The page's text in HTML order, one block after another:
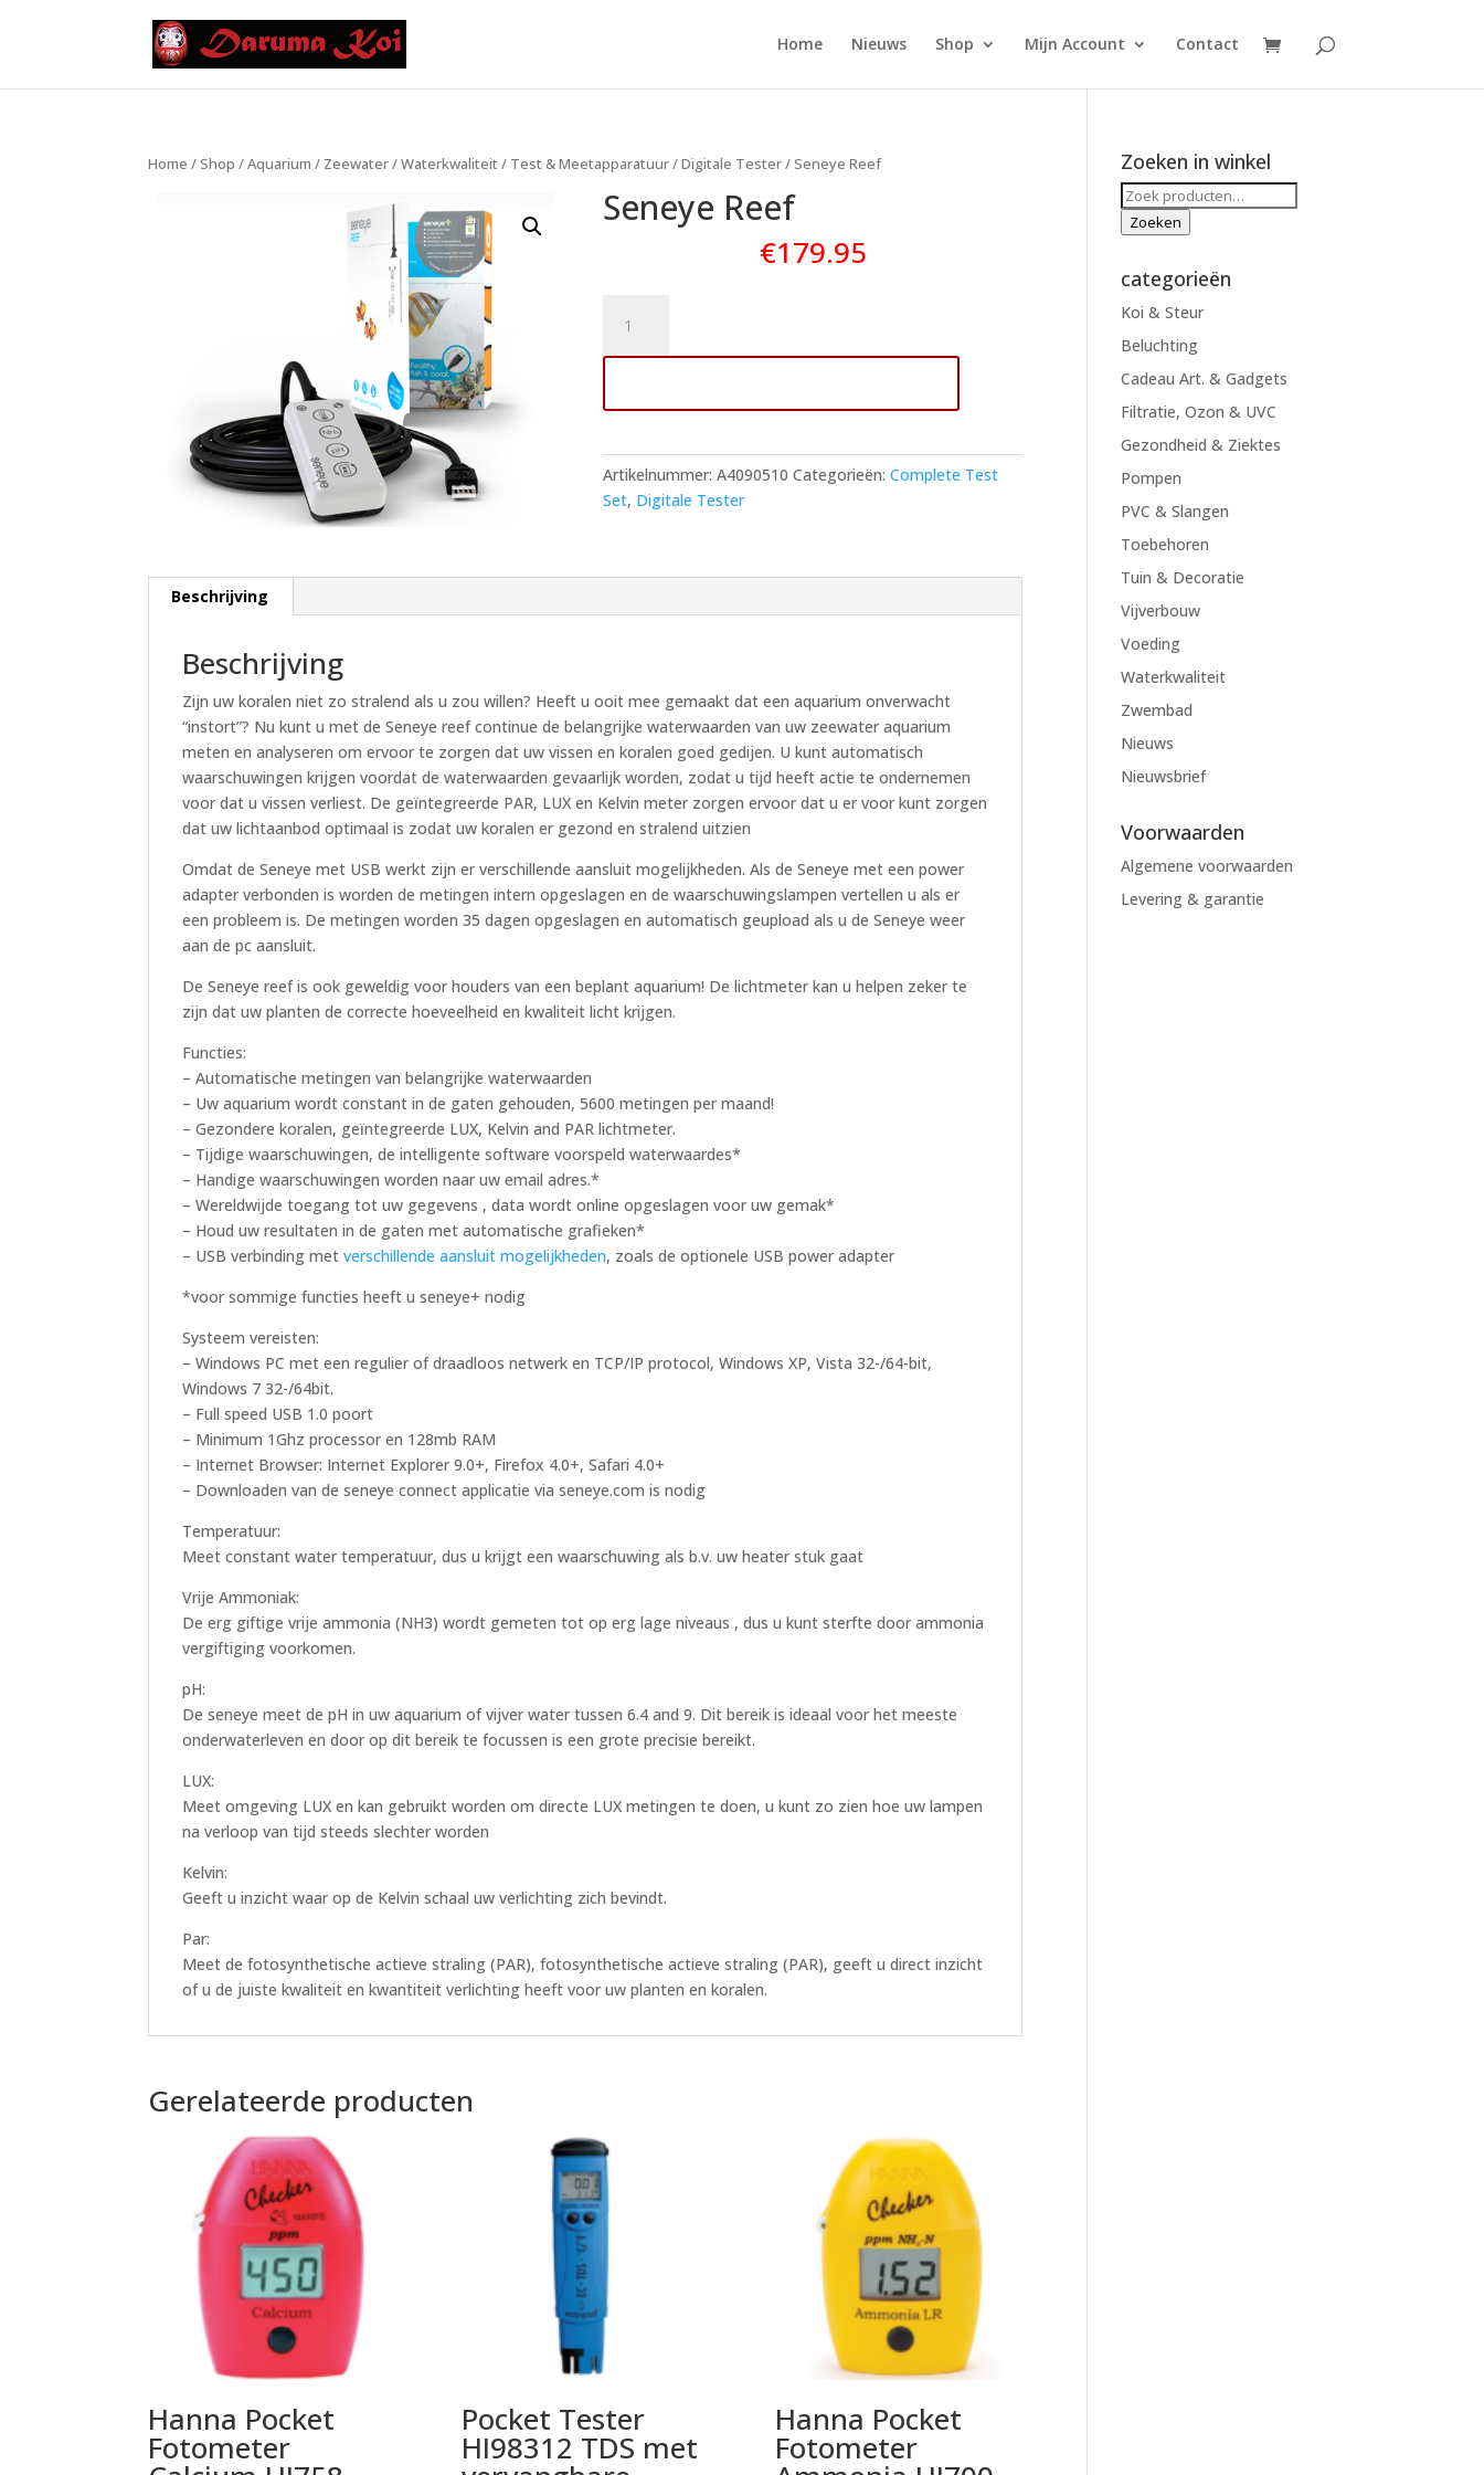
Home Nieuws Shop Mijn Account Contact
Home /Shop /Aquarium / Zeewater/Waterkwaliteit/ Test & Meetapparatuur/Digitale Tester/ Seneye Reef
Seneye Reef
€179.95
Reef
aantal
Artikelnummer:A4090510 Categorieën:Complete Test
Set, Digitale Tester
Beschrijving
Beschrijving
Zijn uw koralen niet zo stralend als u zou willen? Heeft u ooit mee gemaakt dat een aquarium onverwacht
“instort”? Nu kunt u met de Seneye reef continue de belangrijke waterwaarden van uw zeewater aquarium
meten en analyseren om ervoor te zorgen dat uw vissen en koralen goed gedijen. U kunt automatisch
waarschuwingen krijgen voordat de waterwaarden gevaarlijk worden, zodat u tijd heeft actie te ondernemen
voor dat u vissen verliest. De geïntegreerde PAR, LUX en Kelvin meter zorgen ervoor dat u er voor kunt zorgen
dat uw lichtaanbod optimaal is zodat uw koralen er gezond en stralend uitzien
Omdat de Seneye met USB werkt zijn er verschillende aansluit mogelijkheden. Als de Seneye met een power
adapter verbonden is worden de metingen intern opgeslagen en de waarschuwingslampen vertellen u als er
een probleem is. De metingen worden 35 dagen opgeslagen en automatisch geupload als u de Seneye weer
aan de pc aansluit.
De Seneye reef is ook geweldig voor houders van een beplant aquarium! De lichtmeter kan u helpen zeker te
zijn dat uw planten de correcte hoeveelheid en kwaliteit licht krijgen.
Functies:
– Automatische metingen van belangrijke waterwaarden
– Uw aquarium wordt constant in de gaten gehouden, 5600 metingen per maand!
– Gezondere koralen, geïntegreerde LUX, Kelvin and PAR lichtmeter.
– Tijdige waarschuwingen, de intelligente software voorspeld waterwaardes*
– Handige waarschuwingen worden naar uw email adres.*
– Wereldwijde toegang tot uw gegevens , data wordt online opgeslagen voor uw gemak*
– Houd uw resultaten in de gaten met automatische grafieken*
– USB verbinding metverschillende aansluit mogelijkheden, zoals de optionele USB power adapter
*voor sommige functies heeft u seneye+ nodig
Systeem vereisten:
– Windows PC met een regulier of draadloos netwerk en TCP/IP protocol, Windows XP, Vista 32-/64-bit,
Windows 7 32-/64bit.
– Full speed USB 1.0 poort
– Minimum 1Ghz processor en 128mb RAM
– Internet Browser: Internet Explorer 9.0+, Firefox 4.0+, Safari 4.0+
– Downloaden van de seneye connect applicatie via seneye.com is nodig
Temperatuur:
Meet constant water temperatuur, dus u krijgt een waarschuwing als b.v. uw heater stuk gaat
Vrije Ammoniak:
De erg giftige vrije ammonia (NH3) wordt gemeten tot op erg lage niveaus , dus u kunt sterfte door ammonia
vergiftiging voorkomen.
pH:
De seneye meet de pH in uw aquarium of vijver water tussen 6.4 and 9. Dit bereik is ideaal voor het meeste
onderwaterleven en door op dit bereik te focussen is een grote precisie bereikt.
LUX:
Meet omgeving LUX en kan gebruikt worden om directe LUX metingen te doen, u kunt zo zien hoe uw lampen
na verloop van tijd steeds slechter worden
Kelvin:
Geeft u inzicht waar op de Kelvin schaal uw verlichting zich bevindt.
Par:
Meet de fotosynthetische actieve straling (PAR), fotosynthetische actieve straling (PAR), geeft u direct inzicht
of u de juiste kwaliteit en kwantiteit verlichting heeft voor uw planten en koralen.
Gerelateerde producten
Hanna Pocket
Fotometer
Pocket Tester
HI98312 TDS met
Hanna Pocket
Fotometer
Zoeken in winkel
Zoeken
naar:
Zoeken
categorieën
Koi & Steur
Beluchting
Cadeau Art. & Gadgets
Filtratie, Ozon & UVC
Gezondheid & Ziektes
Pompen
PVC & Slangen
Toebehoren
Tuin & Decoratie
Vijverbouw
Voeding
Waterkwaliteit
Zwembad
Nieuws
Nieuwsbrief
Voorwaarden
Algemene voorwaarden
Levering & garantie